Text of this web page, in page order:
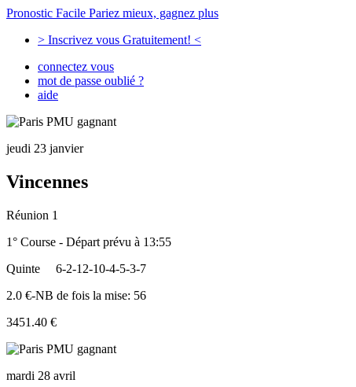
Pronostic Facile Pariez mieux, gagnez plus
> Inscrivez vous Gratuitement! <
connectez vous
mot de passe oublié ?
aide
jeudi 23 janvier
Vincennes
Réunion 1
1° Course - Départ prévu à 13:55
Quinte
6-2-12-10-4-5-3-7
2.0 €-NB de fois la mise: 56
3451.40 €
mardi 28 avril